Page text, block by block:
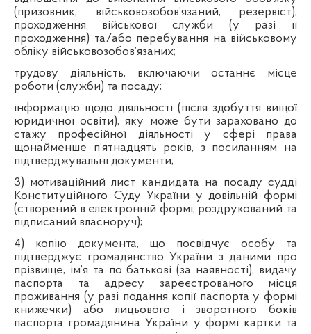
(призовник, військовозобов’язаний, резервіст);
проходження військової служби (у разі її
проходження) та/або перебування на військовому
обліку військовозобов’язаних;
трудову діяльність, включаючи останнє місце
роботи (служби) та посаду;
інформацію щодо діяльності (після здобуття вищої
юридичної освіти), яку може бути зараховано до
стажу професійної діяльності у сфері права
щонайменше п’ятнадцять років, з посиланням на
підтверджувальні документи;
3) мотиваційний лист кандидата на посаду судді
Конституційного Суду України у довільній формі
(створений в електронній формі, роздрукований та
підписаний власноруч);
4) копію документа, що посвідчує особу та
підтверджує громадянство України з даними про
прізвище, ім’я та по батькові (за наявності), видачу
паспорта та адресу зареєстрованого місця
проживання (у разі подання копії паспорта у формі
книжечки) або лицьового і зворотного боків
паспорта громадянина України у формі картки та